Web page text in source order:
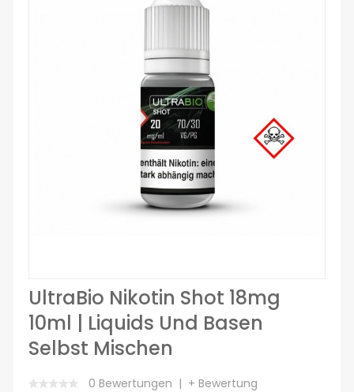
UltraBio Nikotin Shot 18mg
10ml | Liquids Und Basen
Selbst Mischen
0 Bewertungen + Bewertung